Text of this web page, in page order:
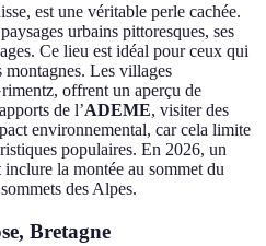
est une véritable perle cachée.
urbains pittoresques, ses
Ce lieu est idéal pour ceux qui
Les villages
offrent un aperçu de
de l’ADEME, visiter des
environnemental, car cela limite
populaires. En 2026, un
la montée au sommet du
des Alpes.
Bretagne